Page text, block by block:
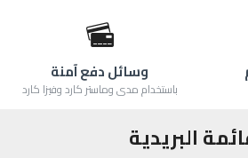
وسائل دفع آمنة
باستخدام مدى وماستر كارد وفيزا كارد
البريدية